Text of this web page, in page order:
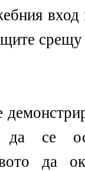
вход
срещу
да се
да